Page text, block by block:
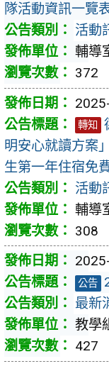
隊活動資訊一覽
活動
輔導
372
轉知
明安心就讀方案
生第一年住宿免
活動
輔導
308
公告
最新
教學
427